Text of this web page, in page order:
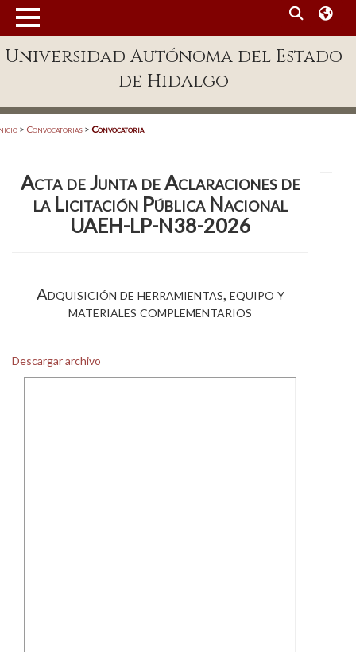
Enlaces
Patronato
Plataforma Garza
Personal
Universidad Autónoma del Estado
de Hidalgo
> Convocatorias > Convocatoria
Acta de Junta de Aclaraciones de
la Licitación Pública Nacional
UAEH-LP-N38-2026
Adquisición de herramientas, equipo y
materiales complementarios
Descargar archivo